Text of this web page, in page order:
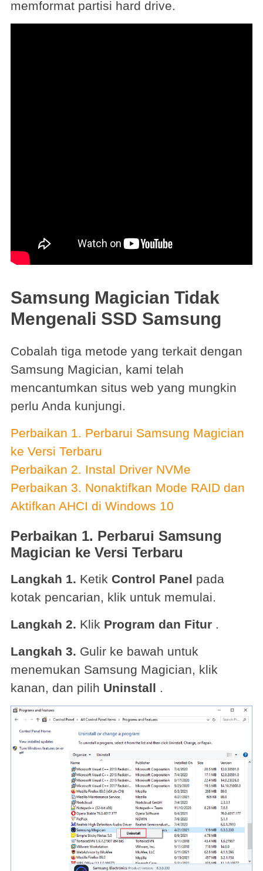
memformat partisi hard drive.
Samsung Magician Tidak
Mengenali SSD Samsung
Cobalah tiga metode yang terkait dengan
Samsung Magician, kami telah
mencantumkan situs web yang mungkin
perlu Anda kunjungi.
Perbaikan 1. Perbarui Samsung Magician
ke Versi Terbaru
Perbaikan 2. Instal Driver NVMe
Perbaikan 3. Nonaktifkan Mode RAID dan
Aktifkan AHCI di Windows 10
Perbaikan 1. Perbarui Samsung
Magician ke Versi Terbaru
Langkah 1. Ketik Control Panel pada
kotak pencarian, klik untuk memulai.
Langkah 2. Klik Program dan Fitur.
Langkah 3. Gulir ke bawah untuk
menemukan Samsung Magician, klik
kanan, dan pilih Uninstall .